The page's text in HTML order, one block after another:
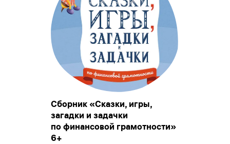
Сборник «Сказки, игры,
загадки и задачки
по финансовой грамотности»
6+